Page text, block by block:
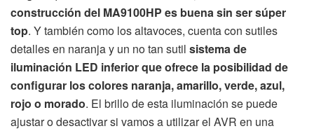
construcción del MA9100HP es buena sin ser súper
top. Y también como los altavoces, cuenta con sutiles
detalles en naranja y un no tan sutil sistema de
iluminación LED inferior que ofrece la posibilidad de
configurar los colores naranja, amarillo, verde, azul,
rojo o morado. El brillo de esta iluminación se puede
ajustar o desactivar si vamos a utilizar el AVR en una